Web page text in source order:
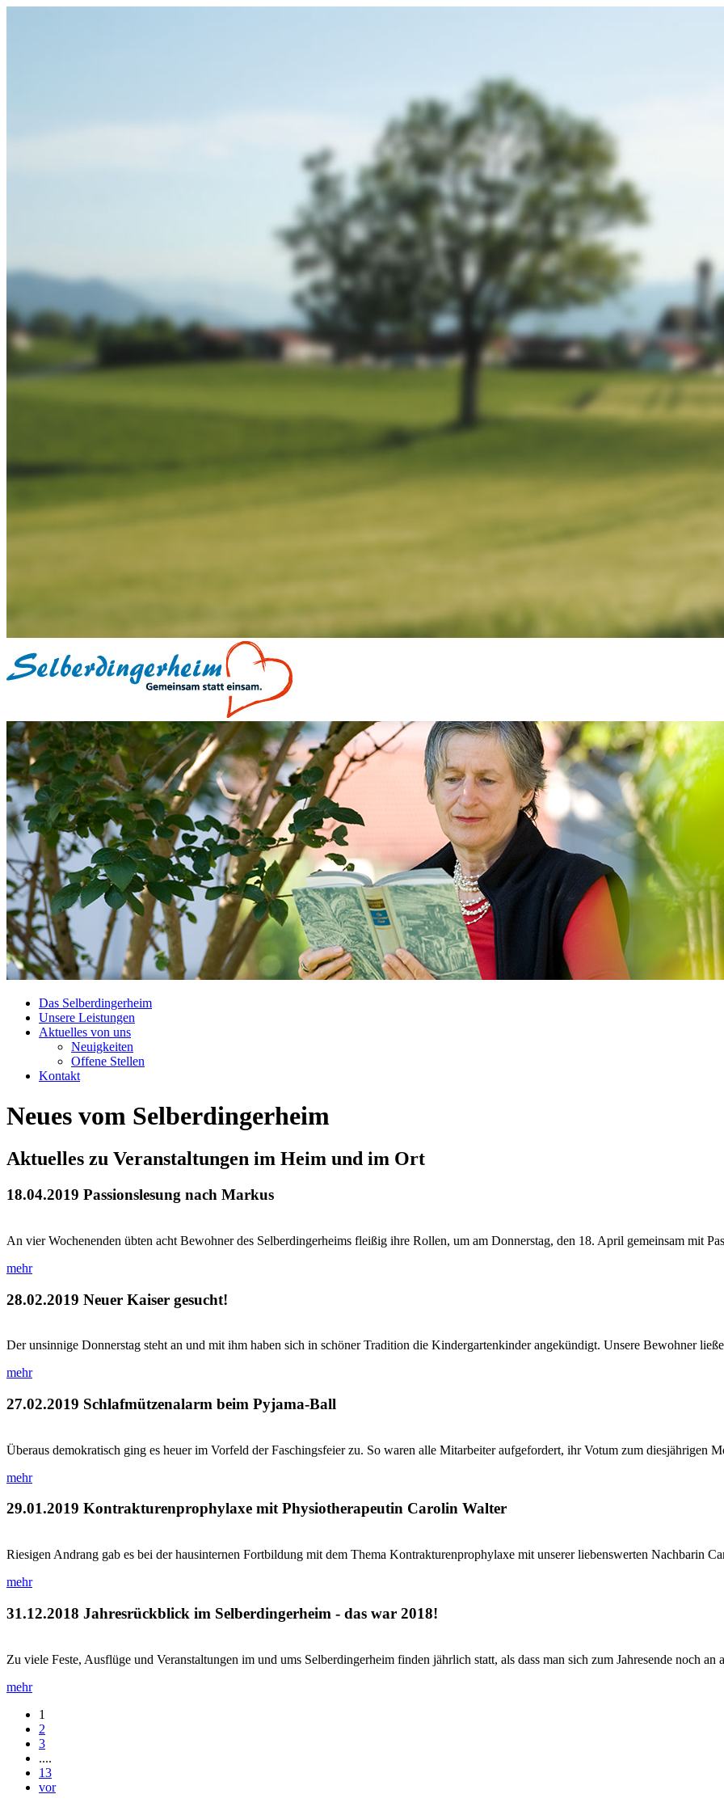
Das Selberdingerheim
Unsere Leistungen
Aktuelles von uns
Neuigkeiten
Offene Stellen
Kontakt
Neues vom Selberdingerheim
Aktuelles zu Veranstaltungen im Heim und im Ort
18.04.2019 Passionslesung nach Markus
An vier Wochenenden übten acht Bewohner des Selberdingerheims fleißig ihre Rollen, um am Donnerstag, den 18. April gemeinsam mit
mehr
28.02.2019 Neuer Kaiser gesucht!
Der unsinnige Donnerstag steht an und mit ihm haben sich in schöner Tradition die Kindergartenkinder angekündigt. Unsere Bewohner
mehr
27.02.2019 Schlafmützenalarm beim Pyjama-Ball
Überaus demokratisch ging es heuer im Vorfeld der Faschingsfeier zu. So waren alle Mitarbeiter aufgefordert, ihr Votum zum diesjährigen
mehr
29.01.2019 Kontrakturenprophylaxe mit Physiotherapeutin Carolin Walter
Riesigen Andrang gab es bei der hausinternen Fortbildung mit dem Thema Kontrakturenprophylaxe mit unserer liebenswerten Nachbarin
mehr
31.12.2018 Jahresrückblick im Selberdingerheim - das war 2018!
Zu viele Feste, Ausflüge und Veranstaltungen im und ums Selberdingerheim finden jährlich statt, als dass man sich zum Jahresende noch an
mehr
1
2
3
....
13
vor